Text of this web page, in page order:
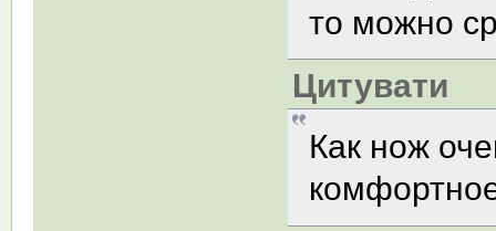
то можно
Цитувати
Как нож